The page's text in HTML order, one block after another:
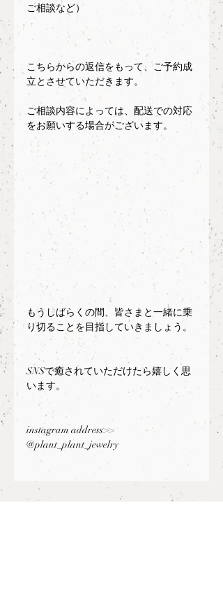
ご相談など）
こちらからの返信をもって、ご予約成
立とさせていただきます。
ご相談内容によっては、配送での対応
をお願いする場合がございます。
もうしばらくの間、皆さまと一緒に乗
り切ることを目指していきましょう。
SNSで癒されていただけたら嬉しく思
います。
instagram address>>
@plant_plant_jewelry